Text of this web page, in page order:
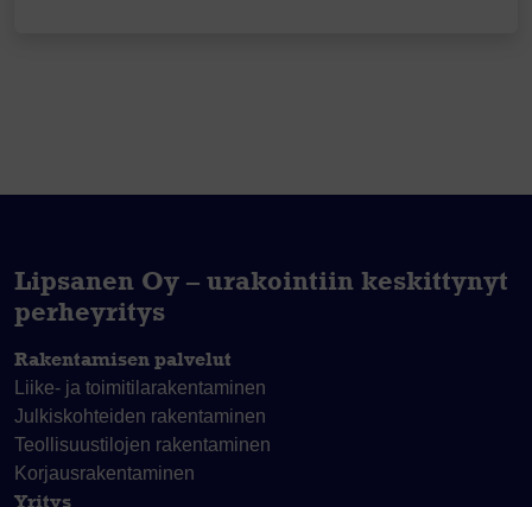
Lipsanen Oy – urakointiin keskittynyt
perheyritys
Rakentamisen palvelut
Liike- ja toimitila­rakentaminen
Julkiskohteiden rakentaminen
Teollisuustilojen rakentaminen
Korjaus­rakentaminen
Yritys